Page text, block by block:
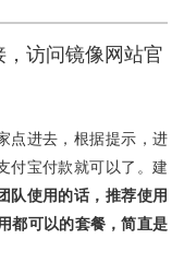
，访问镜像网站官
点进去，根据提示，进
付宝付款就可以了。建
队使用的话，推荐使用
都可以的套餐，简直是